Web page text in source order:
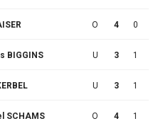
O 4 0
BIGGINS U 3 1
U 3 1
SCHAMS O 4 1